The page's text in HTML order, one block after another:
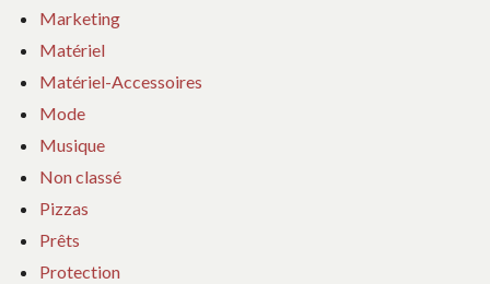
Marketing
Matériel
Matériel-Accessoires
Mode
Musique
Non classé
Pizzas
Prêts
Protection